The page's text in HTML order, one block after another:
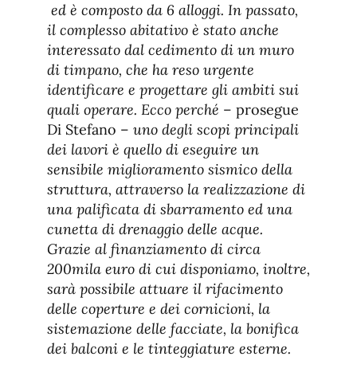
ed è composto da 6 alloggi. In passato,
il complesso abitativo è stato anche
interessato dal cedimento di un muro
di timpano, che ha reso urgente
identificare e progettare gli ambiti sui
quali operare. Ecco perché – prosegue
Di Stefano – uno degli scopi principali
dei lavori è quello di eseguire un
sensibile miglioramento sismico della
struttura, attraverso la realizzazione di
una palificata di sbarramento ed una
cunetta di drenaggio delle acque.
Grazie al finanziamento di circa
200mila euro di cui disponiamo, inoltre,
sarà possibile attuare il rifacimento
delle coperture e dei cornicioni, la
sistemazione delle facciate, la bonifica
dei balconi e le tinteggiature esterne.